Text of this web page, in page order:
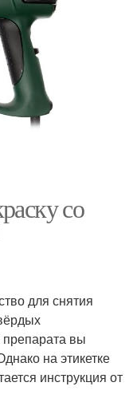
со
для снятия
вы
на этикетке
инструкция от